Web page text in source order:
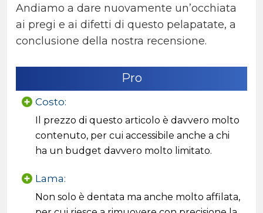
Andiamo a dare nuovamente un’occhiata
ai pregi e ai difetti di questo pelapatate, a
conclusione della nostra recensione.
Pro
Costo:
Il prezzo di questo articolo è davvero molto
contenuto, per cui accessibile anche a chi
ha un budget davvero molto limitato.
Lama:
Non solo è dentata ma anche molto affilata,